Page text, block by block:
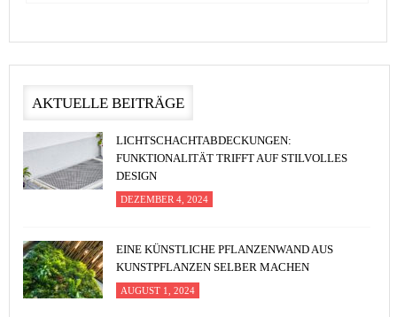
AKTUELLE BEITRÄGE
LICHTSCHACHTABDECKUNGEN:
FUNKTIONALITÄT TRIFFT AUF STILVOLLES
DESIGN
DEZEMBER 4, 2024
EINE KÜNSTLICHE PFLANZENWAND AUS
KUNSTPFLANZEN SELBER MACHEN
AUGUST 1, 2024